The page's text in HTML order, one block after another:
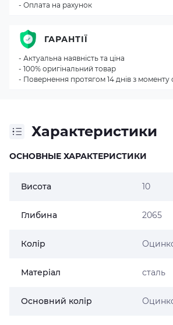
Характеристики
ОСНОВНЫЕ ХАРАКТЕРИСТИКИ
Висота 10
Глибина 2065
Колір
Матеріал сталь
Основний колір
- Оплата на рахунок
ГАРАНТІЇ
- Актуальна наявність та ціна
- 100% оригінальний товар
- Повернення протягом 14 днів з